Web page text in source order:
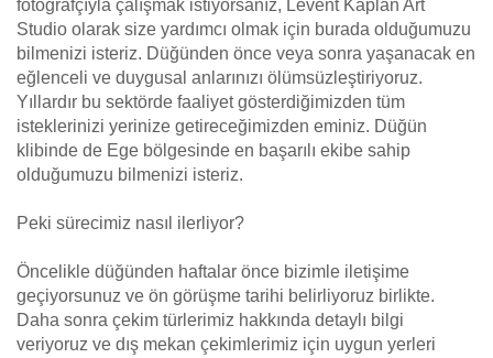
fotoğrafçıyla çalışmak istiyorsanız, Levent Kaplan Art
Studio olarak size yardımcı olmak için burada olduğumuzu
bilmenizi isteriz. Düğünden önce veya sonra yaşanacak en
eğlenceli ve duygusal anlarınızı ölümsüzleştiriyoruz.
Yıllardır bu sektörde faaliyet gösterdiğimizden tüm
isteklerinizi yerinize getireceğimizden eminiz. Düğün
klibinde de Ege bölgesinde en başarılı ekibe sahip
olduğumuzu bilmenizi isteriz.
Peki sürecimiz nasıl ilerliyor?
Öncelikle düğünden haftalar önce bizimle iletişime
geçiyorsunuz ve ön görüşme tarihi belirliyoruz birlikte.
Daha sonra çekim türlerimiz hakkında detaylı bilgi
veriyoruz ve dış mekan çekimlerimiz için uygun yerleri